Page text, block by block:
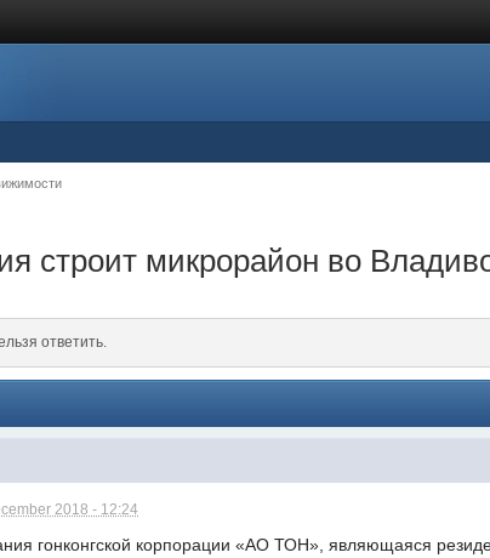
строит микрорайон во
ответить.
2018 - 12:24
гонконгской корпорации «АО ТОН», являющаяся